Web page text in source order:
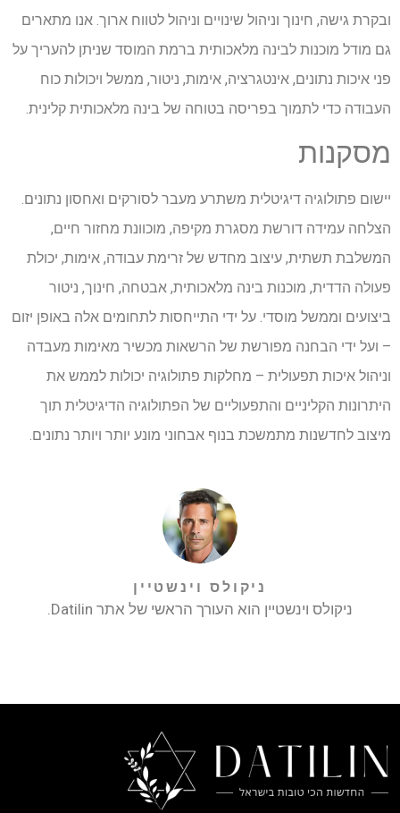
ובקרת גישה, חינוך וניהול שינויים וניהול לטווח ארוך. אנו מתארים
גם מודל מוכנות לבינה מלאכותית ברמת המוסד שניתן להעריך על
פני איכות נתונים, אינטגרציה, אימות, ניטור, ממשל ויכולות כוח
העבודה כדי לתמוך בפריסה בטוחה של בינה מלאכותית קלינית.
מסקנות
יישום פתולוגיה דיגיטלית משתרע מעבר לסורקים ואחסון נתונים.
הצלחה עמידה דורשת מסגרת מקיפה, מוכוונת מחזור חיים,
המשלבת תשתית, עיצוב מחדש של זרימת עבודה, אימות, יכולת
פעולה הדדית, מוכנות בינה מלאכותית, אבטחה, חינוך, ניטור
ביצועים וממשל מוסדי. על ידי התייחסות לתחומים אלה באופן יזום
– ועל ידי הבחנה מפורשת של הרשאות מכשיר מאימות מעבדה
וניהול איכות תפעולית – מחלקות פתולוגיה יכולות לממש את
היתרונות הקליניים והתפעוליים של הפתולוגיה הדיגיטלית תוך
מיצוב לחדשנות מתמשכת בנוף אבחוני מונע יותר ויותר נתונים.
ניקולס וינשטיין
ניקולס וינשטיין הוא העורך הראשי של אתר Datilin.